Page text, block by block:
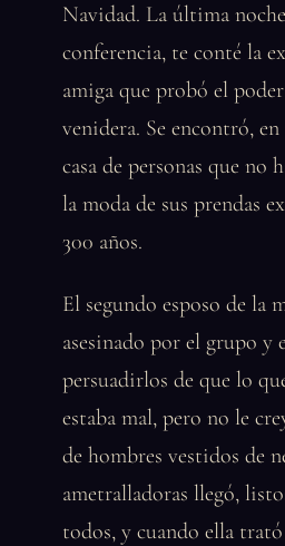
Navidad. La última
conferencia, te conté la
amiga que probó el
venidera. Se encontró,
casa de personas que no
la moda de sus prendas
300 años.
El segundo esposo de la
asesinado por el grupo y
persuadirlos de que lo
estaba mal, pero no le
de hombres vestidos de
ametralladoras llegó,
todos, y cuando ella